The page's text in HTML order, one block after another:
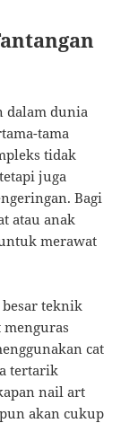
dalam dunia
tama
tidak
juga
Bagi
atau anak
merawat
besar teknik
cat
tertarik
nail art
akan cukup